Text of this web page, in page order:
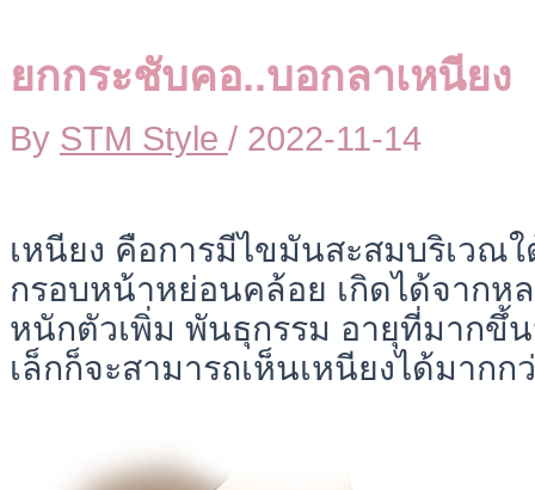
ยกกระชับคอ..บอกลาเหนียง
By STM Style / 2022-11-14
เหนียง คือการมีไขมันสะสมบริเวณ
กรอบหน้าหย่อนคล้อย เกิดได้จากห
หนักตัวเพิ่ม พันธุกรรม อายุที่มากขึ้
เล็กก็จะสามารถเห็นเหนียงได้มากก